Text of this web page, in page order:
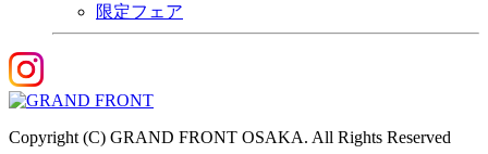
限定フェア
Copyright (C) GRAND FRONT OSAKA. All Rights Reserved